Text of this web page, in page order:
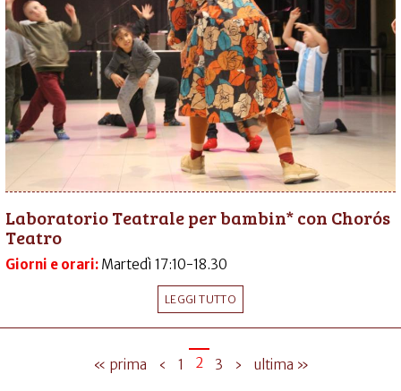
Laboratorio Teatrale per bambin* con Chorós
Teatro
Giorni e orari: Martedì 17:10-18.30
LEGGI TUTTO
« prima ‹ 1 2 3 › ultima »